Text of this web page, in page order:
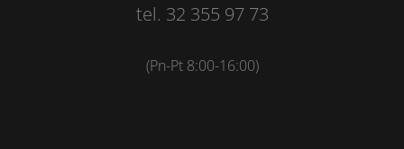
tel. 32 355 97 73
(Pn-Pt 8:00-16:00)